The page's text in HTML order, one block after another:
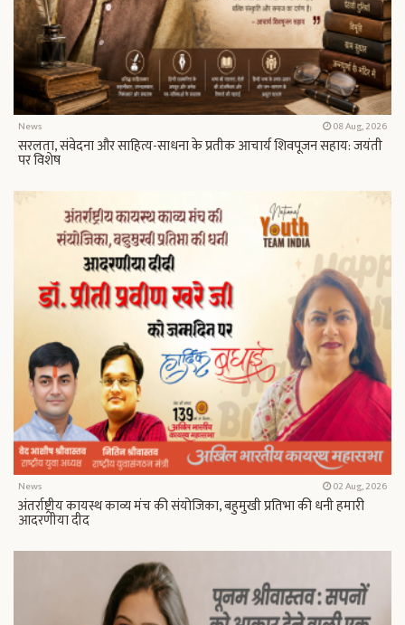
News 08 Aug, 2026
सरलता, संवेदना और साहित्य-साधना के प्रतीक आचार्य शिवपूजन सहाय: जयंती
पर विशेष
News 02 Aug, 2026
अंतर्राष्ट्रीय कायस्थ काव्य मंच की संयोजिका, बहुमुखी प्रतिभा की धनी हमारी
आदरणीया दीद